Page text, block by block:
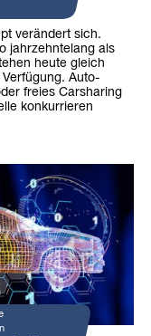
verändert sich.
jahrzehntelang als
heute gleich
Auto-
freies Carsharing
konkurrieren